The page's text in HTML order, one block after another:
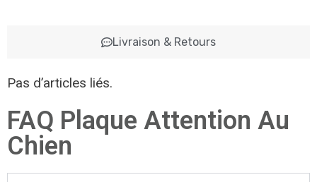
Livraison & Retours
Pas d’articles liés.
FAQ Plaque Attention Au
Chien